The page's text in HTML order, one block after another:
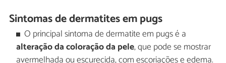
Sintomas de dermatites em pugs
O principal sintoma de dermatite em pugs é a
alteração da coloração da pele, que pode se mostrar